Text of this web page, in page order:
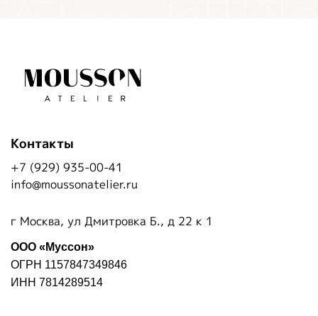
Контакты
+7 (929) 935-00-41
info@moussonatelier.ru
г Москва, ул Дмитровка Б., д 22 к 1
ООО «Муссон»
ОГРН 1157847349846
ИНН 7814289514